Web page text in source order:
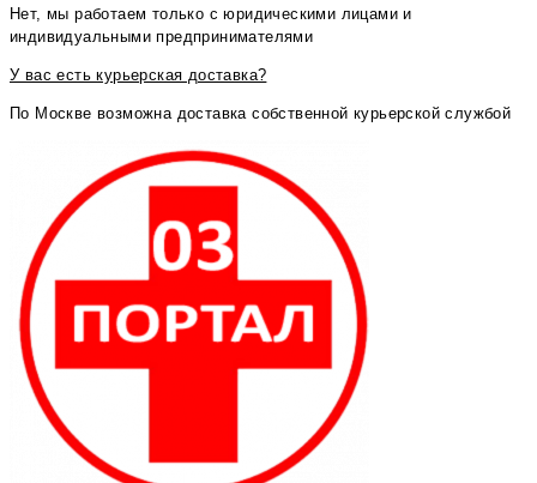
Нет, мы работаем только с юридическими лицами и
индивидуальными предпринимателями
У вас есть курьерская доставка?
По Москве возможна доставка собственной курьерской службой